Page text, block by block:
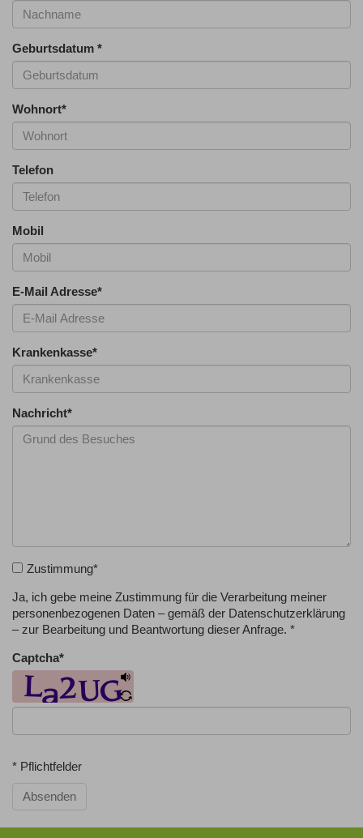
Geburtsdatum *
Wohnort*
Telefon
Mobil
E-Mail Adresse*
Krankenkasse*
Nachricht*
Zustimmung*
Ja, ich gebe meine Zustimmung für die Verarbeitung meiner
personenbezogenen Daten – gemäß der Datenschutzerklärung
– zur Bearbeitung und Beantwortung dieser Anfrage. *
Captcha*
* Pflichtfelder
Absenden